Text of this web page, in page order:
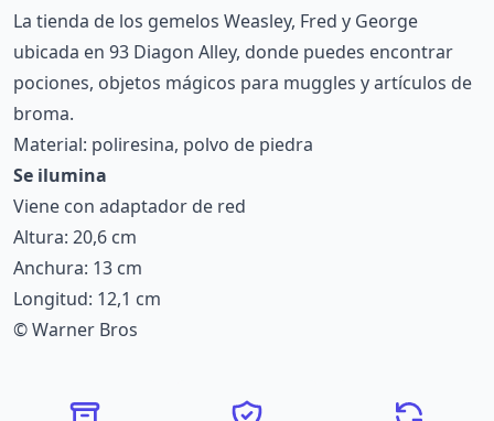
La tienda de los gemelos Weasley, Fred y George
ubicada en 93 Diagon Alley, donde puedes encontrar
pociones, objetos mágicos para muggles y artículos de
broma.
Material: poliresina, polvo de piedra
Se ilumina
Viene con adaptador de red
Altura: 20,6 cm
Anchura: 13 cm
Longitud: 12,1 cm
© Warner Bros